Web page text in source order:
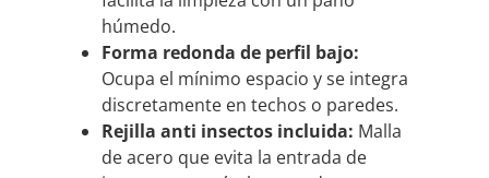
húmedo.
Forma redonda de perfil bajo:
Ocupa el mínimo espacio y se integra
discretamente en techos o paredes.
Rejilla anti insectos incluida: Malla
de acero que evita la entrada de